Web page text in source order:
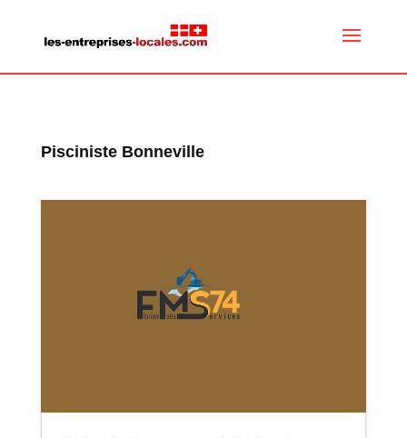
Pisciniste Bonneville